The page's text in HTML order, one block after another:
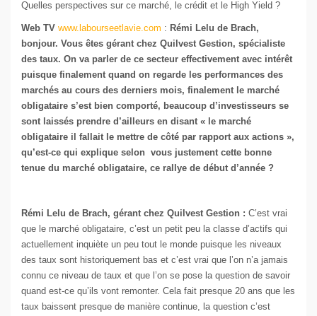
Quelles perspectives sur ce marché, le crédit et le High Yield ?
Web TV www.labourseetlavie.com : Rémi Lelu de Brach,
bonjour. Vous êtes gérant chez Quilvest Gestion, spécialiste
des taux. On va parler de ce secteur effectivement avec intérêt
puisque finalement quand on regarde les performances des
marchés au cours des derniers mois, finalement le marché
obligataire s’est bien comporté, beaucoup d’investisseurs se
sont laissés prendre d’ailleurs en disant « le marché
obligataire il fallait le mettre de côté par rapport aux actions »,
qu’est-ce qui explique selon vous justement cette bonne
tenue du marché obligataire, ce rallye de début d’année ?
Rémi Lelu de Brach, gérant chez Quilvest Gestion : C’est vrai
que le marché obligataire, c’est un petit peu la classe d’actifs qui
actuellement inquiète un peu tout le monde puisque les niveaux
des taux sont historiquement bas et c’est vrai que l’on n’a jamais
connu ce niveau de taux et que l’on se pose la question de savoir
quand est-ce qu’ils vont remonter. Cela fait presque 20 ans que les
taux baissent presque de manière continue, la question c’est